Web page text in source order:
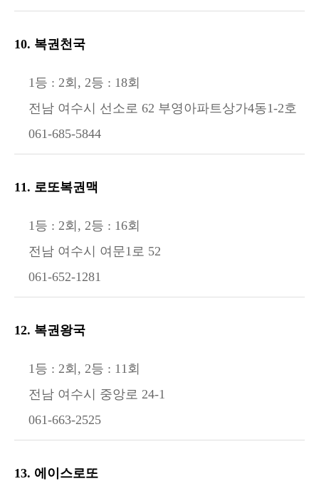
10. 복권천국
1등 : 2회, 2등 : 18회
전남 여수시 선소로 62 부영아파트상가4동1-2호
061-685-5844
11. 로또복권맥
1등 : 2회, 2등 : 16회
전남 여수시 여문1로 52
061-652-1281
12. 복권왕국
1등 : 2회, 2등 : 11회
전남 여수시 중앙로 24-1
061-663-2525
13. 에이스로또